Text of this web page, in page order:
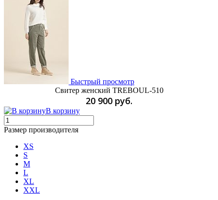
Быстрый просмотр
Свитер женский TREBOUL-510
20 900 руб.
В корзину
Размер производителя
XS
S
M
L
XL
XXL